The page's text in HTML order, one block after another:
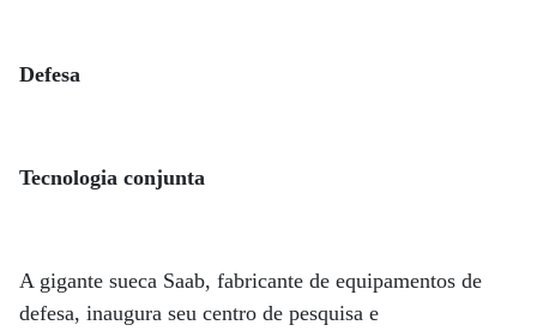
Defesa
Tecnologia conjunta
A gigante sueca Saab, fabricante de equipamentos de
defesa, inaugura seu centro de pesquisa e